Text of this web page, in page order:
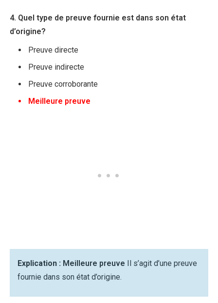
4. Quel type de preuve fournie est dans son état
d’origine?
Preuve directe
Preuve indirecte
Preuve corroborante
Meilleure preuve
Explication : Meilleure preuve Il s’agit d’une preuve
fournie dans son état d’origine.